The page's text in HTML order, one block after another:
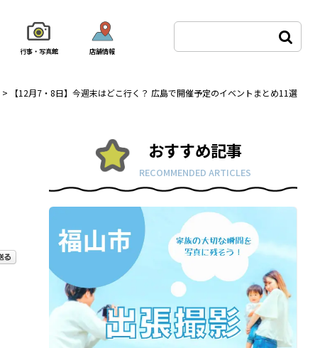
行事・写真館 店舗情報
> 【12月7・8日】今週末はどこ行く？ 広島で開催予定のイベントまとめ11選
おすすめ記事
RECOMMENDED ARTICLES